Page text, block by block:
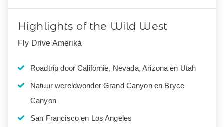
Highlights of the Wild West
Fly Drive Amerika
Roadtrip door Californië, Nevada, Arizona en Utah
Natuur wereldwonder Grand Canyon en Bryce
Canyon
San Francisco en Los Angeles